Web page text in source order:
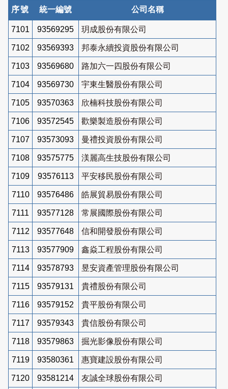
序號 統一編號 公司名稱
7101 93569295 玥成股份有限公司
7102 93569393 邦泰永續投資股份有限公司
7103 93569680 路加六一四股份有限公司
7104 93569730 宇東生醫股份有限公司
7105 93570363 欣楠科技股份有限公司
7106 93572545 歡樂製造股份有限公司
7107 93573093 曼禮投資股份有限公司
7108 93575775 渼麗高生技股份有限公司
7109 93576113 平安移民股份有限公司
7110 93576486 皓展貿易股份有限公司
7111 93577128 常展國際股份有限公司
7112 93577648 信和開發股份有限公司
7113 93577909 鑫焱工程股份有限公司
7114 93578793 昱安資產管理股份有限公司
7115 93579131 貴禮股份有限公司
7116 93579152 貴平股份有限公司
7117 93579343 貴信股份有限公司
7118 93579863 掘光影像股份有限公司
7119 93580361 惠寶建設股份有限公司
7120 93581214 友誠全球股份有限公司